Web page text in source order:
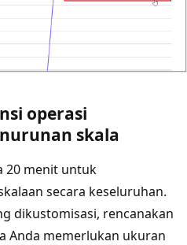
operasi
skala
20 menit untuk
secara keseluruhan.
dikustomisasi, rencanakan
Anda memerlukan ukuran